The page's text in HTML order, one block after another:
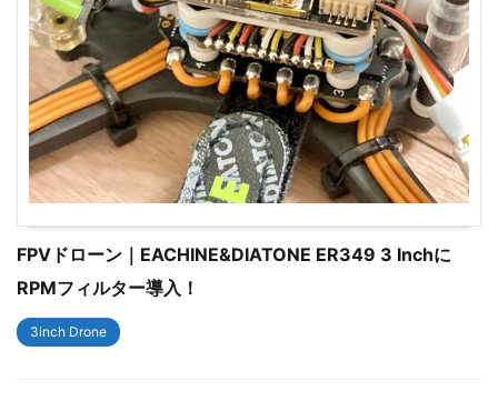
FPVドローン｜EACHINE&DIATONE ER349 3 Inchに
RPMフィルター導入！
3inch Drone